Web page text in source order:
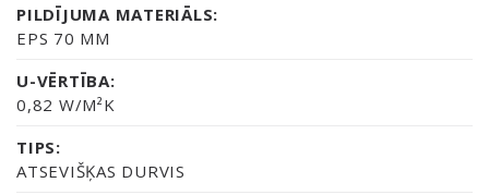
PILDĪJUMA MATERIĀLS:
EPS 70 MM
U-VĒRTĪBA:
0,82 W/M²K
TIPS:
ATSEVIŠĶAS DURVIS